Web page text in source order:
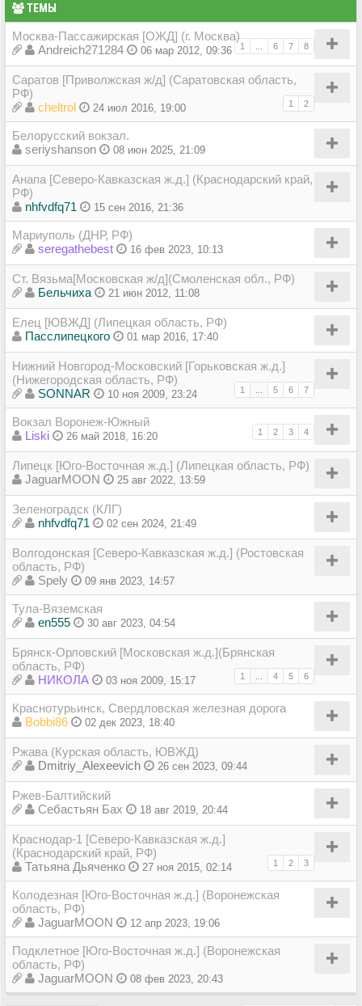
ТЕМЫ
Москва-Пассажирская [ОЖД] (г. Москва)
1 6 7 8
Andreich271284 06 мар 2012, 09:36
Саратов [Приволжская ж/д] (Саратовская область,
РФ)
1 2
cheltrol 24 июл 2016, 19:00
Белорусский вокзал.
seriyshanson
08 июн 2025, 21:09
Анапа [Северо-Кавказская ж.д.] (Краснодарский край,
РФ)
nhfvdfq71
15 сен 2016, 21:36
Мариуполь (ДНР, РФ)
seregathebest
16 фев 2023, 10:13
Ст. Вязьма[Московская ж/д](Смоленская обл., РФ)
Бельчиха
21 июн 2012, 11:08
Елец [ЮВЖД] (Липецкая область, РФ)
Пасслипецкого
01 мар 2016, 17:40
Нижний Новгород-Московский [Горьковская ж.д.]
(Нижегородская область, РФ)
1 5 6 7
SONNAR 10 ноя 2009, 23:24
Вокзал Воронеж-Южный
1 2 3 4
Liski 26 май 2018, 16:20
Липецк [Юго-Восточная ж.д.] (Липецкая область, РФ)
JaguarMOON
25 авг 2022, 13:59
Зеленоградск (КЛГ)
nhfvdfq71
02 сен 2024, 21:49
Волгодонская [Северо-Кавказская ж.д.] (Ростовская
область, РФ)
Spely
09 янв 2023, 14:57
Тула-Вяземская
en555
30 авг 2023, 04:54
Брянск-Орловский [Московская ж.д.](Брянская
область, РФ)
1 4 5 6
НИКОЛА 03 ноя 2009, 15:17
Краснотурьинск, Свердловская железная дорога
Bobbi86
02 дек 2023, 18:40
Ржава (Курская область, ЮВЖД)
Dmitriy_Alexeevich
26 сен 2023, 09:44
Ржев-Балтийский
Себастьян Бах
18 авг 2019, 20:44
Краснодар-1 [Северо-Кавказская ж.д.]
(Краснодарский край, РФ)
1 2 3
Татьяна Дьяченко 27 ноя 2015, 02:14
Колодезная [Юго-Восточная ж.д.] (Воронежская
область, РФ)
JaguarMOON
12 апр 2023, 19:06
Подклетное [Юго-Восточная ж.д.] (Воронежская
область, РФ)
JaguarMOON
08 фев 2023, 20:43